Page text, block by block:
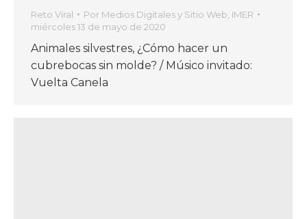
Reto Viral Por Medios Digitales y Sitio Web, IMER
miércoles 13 de mayo de 2020
Animales silvestres, ¿Cómo hacer un
cubrebocas sin molde? / Músico invitado:
Vuelta Canela